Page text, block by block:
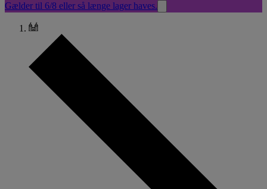
Gælder til 6/8 eller så længe lager haves.